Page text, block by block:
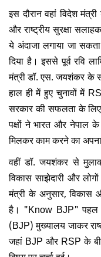
इस दौरान वहां विदेश
और राष्ट्रीय सुरक्षा
ये अंदाजा लगाया जा
दिया है। इससे पूर्व रवि
मंत्री डॉ. एस. जयशंकर के
हाल ही में हुए चुनावों में
सरकार की सफलता के
पक्षों ने भारत और नेपाल
मिलकर काम करने का
वहीं डॉ. जयशंकर से
विकास साझेदारी और
मंत्री के अनुसार, विकास
है। "Know BJP" पहल के
(BJP) मुख्यालय जाकर
जहां BJP और RSP के